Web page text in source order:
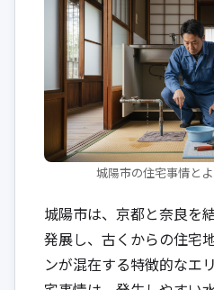
城陽市の住宅事情と
城陽市は、京都と奈良を
発展し、古くからの住宅
ンが混在する特徴的なエ